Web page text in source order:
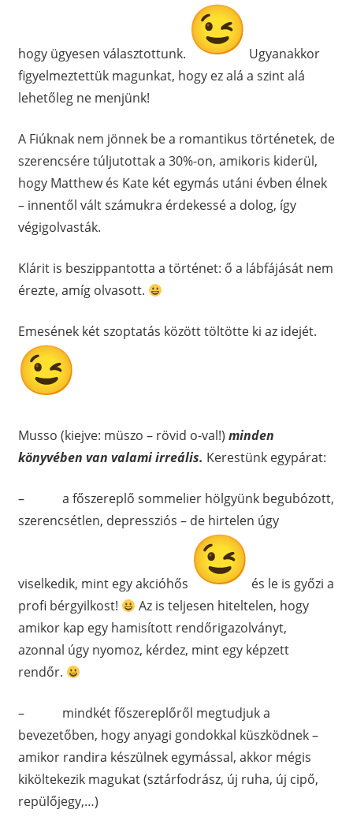
hogy ügyesen választottunk.
Ugyanakkor
figyelmeztettük magunkat, hogy ez alá a szint alá
lehetőleg ne menjünk!
A Fiúknak nem jönnek be a romantikus történetek, de
szerencsére túljutottak a 30%-on, amikoris kiderül,
hogy Matthew és Kate két egymás utáni évben élnek
– innentől vált számukra érdekessé a dolog, így
végigolvasták.
Klárit is beszippantotta a történet: ő a lábfájását nem
érezte, amíg olvasott.
Emesének két szoptatás között töltötte ki az idejét.
Musso (kiejve: müszo – rövid o-val!) minden
könyvében van valami irreális. Kerestünk egypárat:
– a főszereplő sommelier hölgyünk begubózott,
szerencsétlen, depressziós – de hirtelen úgy
viselkedik, mint egy akcióhős
és le is győzi a
profi bérgyilkost!
Az is teljesen hiteltelen, hogy
amikor kap egy hamisított rendőrigazolványt,
azonnal úgy nyomoz, kérdez, mint egy képzett
rendőr.
– mindkét főszereplőről megtudjuk a
bevezetőben, hogy anyagi gondokkal küszködnek –
amikor randira készülnek egymással, akkor mégis
kiköltekezik magukat (sztárfodrász, új ruha, új cipő,
repülőjegy,…)